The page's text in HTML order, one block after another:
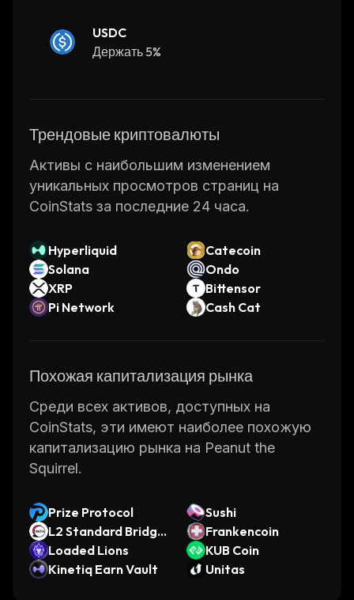
USDC
Держать 5%
Трендовые криптовалюты
Активы с наибольшим изменением
уникальных просмотров страниц на
CoinStats за последние 24 часа.
Hyperliquid
Catecoin
Solana
Ondo
XRP
Bittensor
Pi Network
Cash Cat
Похожая капитализация рынка
Среди всех активов, доступных на
CoinStats, эти имеют наиболее похожую
капитализацию рынка на Peanut the
Squirrel.
Prize Protocol
Sushi
L2 Standard Bridge
d WETH (Optimism)
Frankencoin
Loaded Lions
KUB Coin
Kinetiq Earn Vault
Unitas